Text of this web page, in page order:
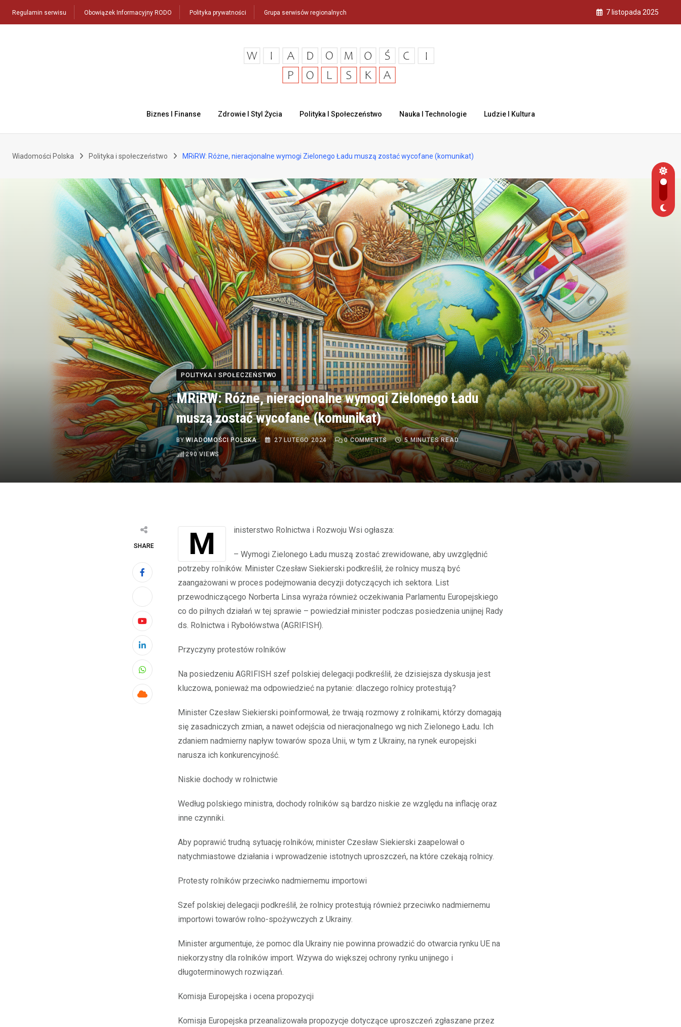
Regulamin serwisu Obowiązek Informacyjny RODO Polityka prywatności Grupa serwisów regionalnych 7 listopada 2025
Biznes I Finanse Zdrowie I Styl Życia Polityka I Społeczeństwo Nauka I Technologie Ludzie I Kultura
Wiadomości Polska Polityka i społeczeństwo MRiRW: Różne, nieracjonalne wymogi Zielonego Ładu muszą zostać wycofane (komunikat)
POLITYKA I SPOŁECZEŃSTWO
MRiRW: Różne, nieracjonalne wymogi Zielonego Ładu
muszą zostać wycofane (komunikat)
BYWIADOMOŚCI POLSKA 27 LUTEGO 2024 0COMMENTS
5 MINUTES READ
290 VIEWS
SHARE
Youtube
LinkedIn
Whatsapp
Cloud
Ministerstwo Rolnictwa i Rozwoju Wsi ogłasza:
– Wymogi Zielonego Ładu muszą zostać zrewidowane, aby uwzględnić
potrzeby rolników. Minister Czesław Siekierski podkreślił, że rolnicy muszą być
zaangażowani w proces podejmowania decyzji dotyczących ich sektora. List
przewodniczącego Norberta Linsa wyraża również oczekiwania Parlamentu Europejskiego
co do pilnych działań w tej sprawie – powiedział minister podczas posiedzenia unijnej Rady
ds. Rolnictwa i Rybołówstwa (AGRIFISH).
Przyczyny protestów rolników
Na posiedzeniu AGRIFISH szef polskiej delegacji podkreślił, że dzisiejsza dyskusja jest
kluczowa, ponieważ ma odpowiedzieć na pytanie: dlaczego rolnicy protestują?
Minister Czesław Siekierski poinformował, że trwają rozmowy z rolnikami, którzy domagają
się zasadniczych zmian, a nawet odejścia od nieracjonalnego wg nich Zielonego Ładu. Ich
zdaniem nadmierny napływ towarów spoza Unii, w tym z Ukrainy, na rynek europejski
narusza ich konkurencyjność.
Niskie dochody w rolnictwie
Według polskiego ministra, dochody rolników są bardzo niskie ze względu na inflację oraz
inne czynniki.
Aby poprawić trudną sytuację rolników, minister Czesław Siekierski zaapelował o
natychmiastowe działania i wprowadzenie istotnych uproszczeń, na które czekają rolnicy.
Protesty rolników przeciwko nadmiernemu importowi
Szef polskiej delegacji podkreślił, że rolnicy protestują również przeciwko nadmiernemu
importowi towarów rolno-spożywczych z Ukrainy.
Minister argumentuje, że pomoc dla Ukrainy nie powinna prowadzić do otwarcia rynku UE na
niekorzystny dla rolników import. Wzywa do większej ochrony rynku unijnego i
długoterminowych rozwiązań.
Komisja Europejska i ocena propozycji
Komisja Europejska przeanalizowała propozycje dotyczące uproszczeń zgłaszane przez